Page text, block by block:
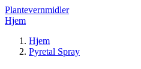
Plantevernmidler
Hjem
Hjem
Pyretal Spray